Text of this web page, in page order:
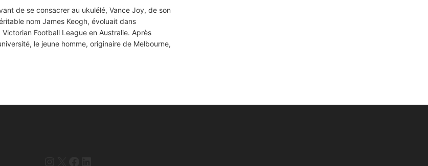
de se consacrer au ukulélé, Vance Joy, de son
nom James Keogh, évoluait dans
Victorian Football League en Australie. Après
le jeune homme, originaire de Melbourne,